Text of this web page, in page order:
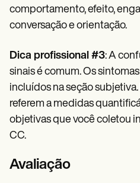
comportamento, efeito,
conversação e orientação.
Dica profissional #3: A
sinais é comum. Os
incluídos na seção
referem a medidas
objetivas que você coletou
CC.
Avaliação